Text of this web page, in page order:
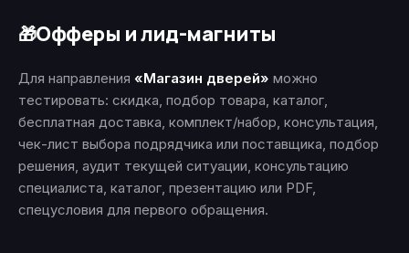
🎁Офферы и лид-магниты
Для направления «Магазин дверей» можно
тестировать: скидка, подбор товара, каталог,
бесплатная доставка, комплект/набор, консультация,
чек-лист выбора подрядчика или поставщика, подбор
решения, аудит текущей ситуации, консультацию
специалиста, каталог, презентацию или PDF,
спецусловия для первого обращения.